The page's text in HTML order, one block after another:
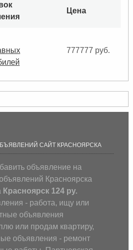
Цена
777777 руб.
САЙТ КРАСНОЯРСКА
объявление на
Красноярска
Красноярск 124 ру.
- работа, ищу или
объявления
или продам квартиру,
объявления - ремонт